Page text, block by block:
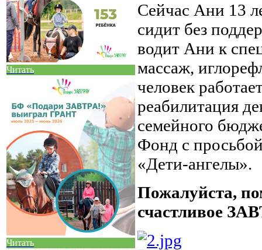
Читать
Читать
Сейчас Ани 13
сидит без
водит Ани к
массаж,
человек
реабилитация
семейного
Фонд с
«Дети-ангелы».
Пожалуйста,
счастливое